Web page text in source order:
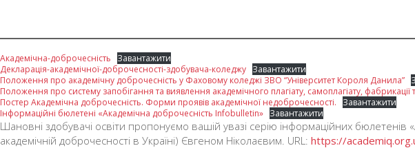
Академічна-доброчесність
Завантажити
Декларація-академічної-доброчесності-здобувача-коледжу Завантажити
Положення про академічну доброчесність у Фаховому коледжі ЗВО “Університет Короля Данила”
Положення про систему запобігання та виявлення академічного плагіату, самоплагіату,
Постер Академічна доброчесність. Форми проявів академічної недоброчесності.
Завантажити
Інформаційні бюлетені «Академічна доброчесність Infobulletin» Завантажити
Шановні здобувачі освіти пропонуємо вашій увазі серію інформаційних бюлетенів
академічній доброчесності в Україні) Євгеном Ніколаєвим. URL: https://